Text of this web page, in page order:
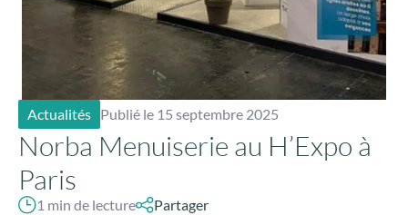
Actualités Publié le 15 septembre 2025
Norba Menuiserie au H’Expo à
Paris
1 min de lecture Partager